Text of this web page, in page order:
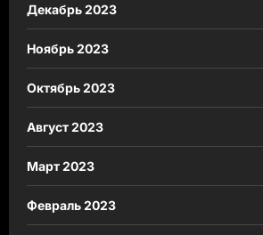
Декабрь 2023
Ноябрь 2023
Октябрь 2023
Август 2023
Март 2023
Февраль 2023